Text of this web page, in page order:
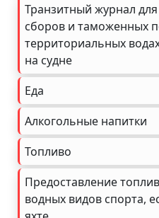
Транзитный журнал
сборов и таможенных
территориальных
на судне
Еда
Алкогольные напитки
Топливо
Предоставление
водных видов спорта,